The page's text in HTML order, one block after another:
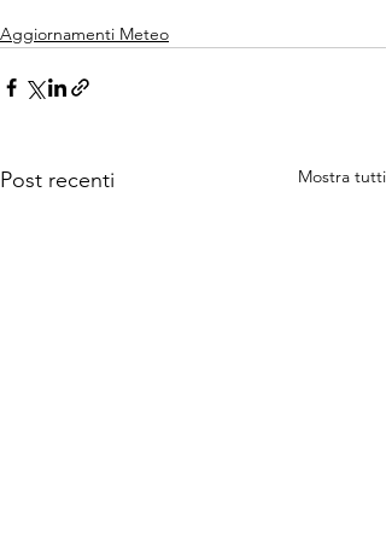
Aggiornamenti Meteo
Post recenti Mostra tutti